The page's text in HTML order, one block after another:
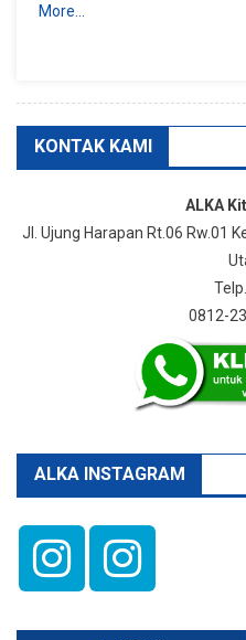
More…
KONTAK KAMI
ALKA
Jl. Ujung Harapan Rt.06 Rw.01
0812-
ALKA INSTAGRAM